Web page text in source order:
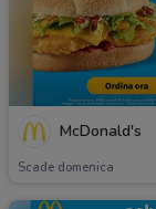
McDonald's
Scade domenica